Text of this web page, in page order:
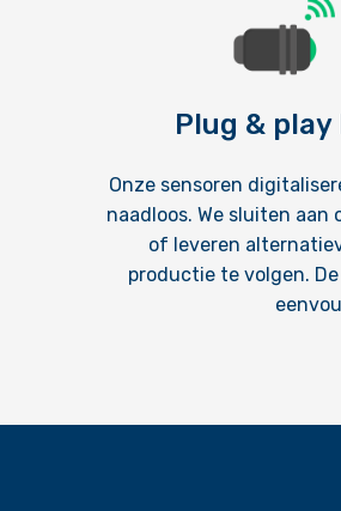
Plug &
Onze sensoren
naadloos. We sluiten aan
of leveren
productie te volgen.